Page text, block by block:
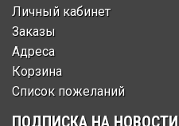
Личный кабинет
Заказы
Адреса
Корзина
Список пожеланий